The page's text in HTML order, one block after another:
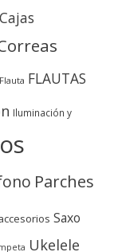
Cajas
Flauta FLAUTAS
Iluminación y
Parches
Saxo
Ukelele